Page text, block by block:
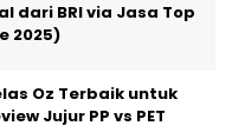
dari BRI via Jasa Top
2025)
Oz Terbaik untuk
Jujur PP vs PET